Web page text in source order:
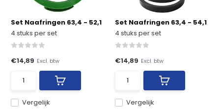
Set Naafringen 63,4 - 52,1
4 stuks per set
Vergelijk
€14,89 Excl. btw
Set Naafringen 63,4 - 54,1
4 stuks per set
Vergelijk
€14,89 Excl. btw